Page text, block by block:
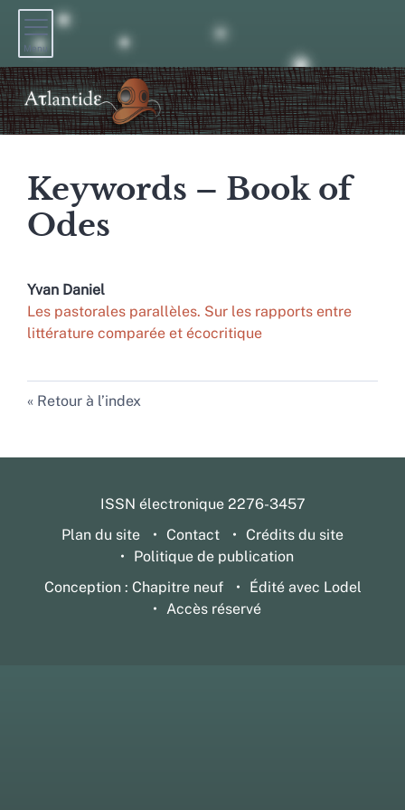
Menu
Keywords – Book of
Odes
Yvan Daniel
Les pastorales parallèles. Sur les rapports entre
littérature comparée et écocritique
Retour à l’index
ISSN électronique 2276-3457
Plan du site
Contact
Crédits du site
Politique de publication
Conception : Chapitre neuf
Édité avec Lodel
Accès réservé